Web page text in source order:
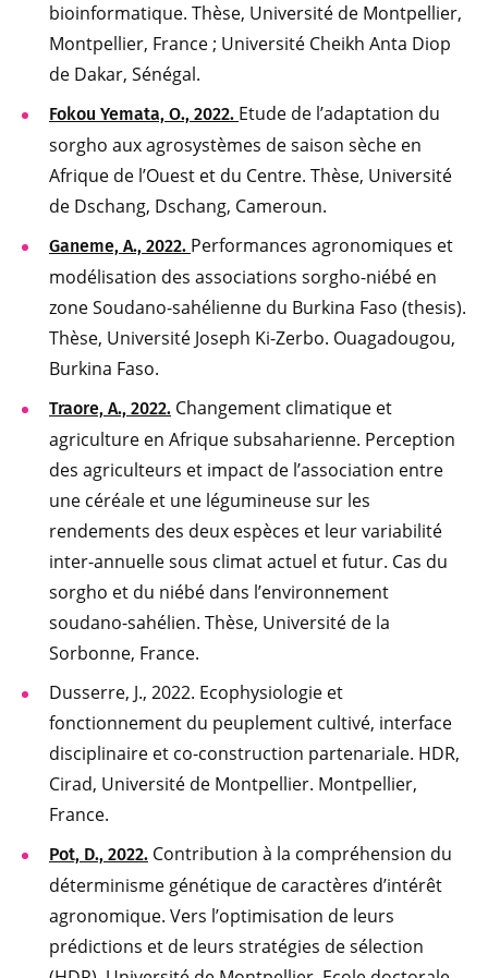
bioinformatique. Thèse, Université de Montpellier,
Montpellier, France ; Université Cheikh Anta Diop
de Dakar, Sénégal.
Fokou Yemata, O., 2022. Etude de l’adaptation du
sorgho aux agrosystèmes de saison sèche en
Afrique de l’Ouest et du Centre. Thèse, Université
de Dschang, Dschang, Cameroun.
Ganeme, A., 2022. Performances agronomiques et
modélisation des associations sorgho-niébé en
zone Soudano-sahélienne du Burkina Faso (thesis).
Thèse, Université Joseph Ki-Zerbo. Ouagadougou,
Burkina Faso.
Traore, A., 2022. Changement climatique et
agriculture en Afrique subsaharienne. Perception
des agriculteurs et impact de l’association entre
une céréale et une légumineuse sur les
rendements des deux espèces et leur variabilité
inter-annuelle sous climat actuel et futur. Cas du
sorgho et du niébé dans l’environnement
soudano-sahélien. Thèse, Université de la
Sorbonne, France.
Dusserre, J., 2022. Ecophysiologie et
fonctionnement du peuplement cultivé, interface
disciplinaire et co-construction partenariale. HDR,
Cirad, Université de Montpellier. Montpellier,
France.
Pot, D., 2022. Contribution à la compréhension du
déterminisme génétique de caractères d’intérêt
agronomique. Vers l’optimisation de leurs
prédictions et de leurs stratégies de sélection